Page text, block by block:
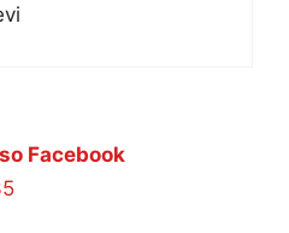
Facebook